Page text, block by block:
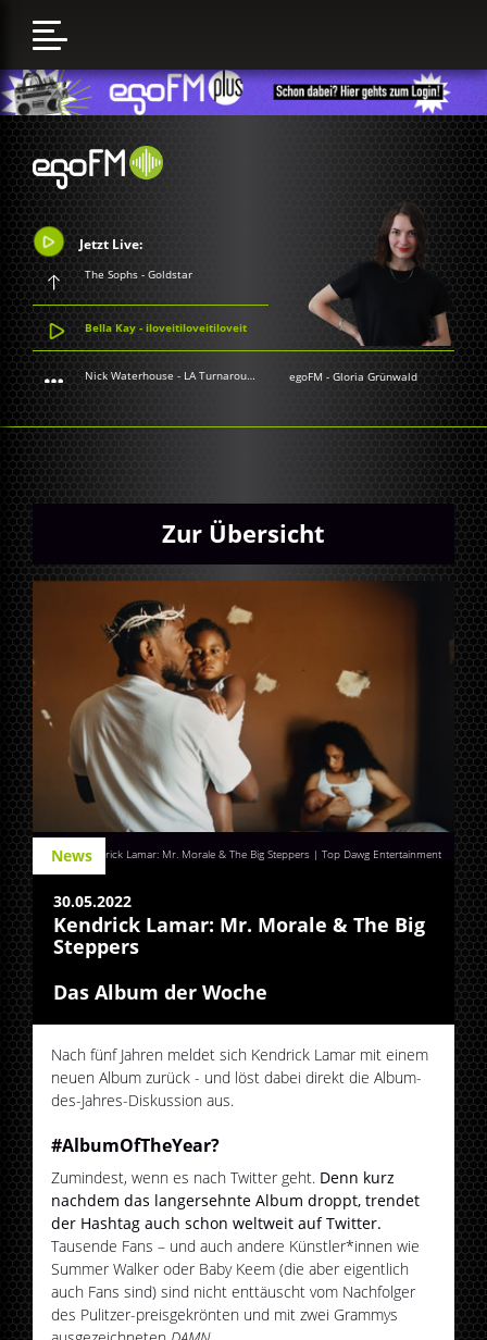
Jetzt Live:
The Sophs - Goldstar
Bella Kay - iloveitiloveitiloveit
Nick Waterhouse - LA Turnaround egoFM -Gloria Grünwald
Zur Übersicht
Kendrick Lamar: Mr. Morale & The Big Steppers | Top Dawg Entertainment
News
30.05.2022
Kendrick Lamar: Mr. Morale & The Big
Steppers
Das Album der Woche
Nach fünf Jahren meldet sich Kendrick Lamar mit einem
neuen Album zurück - und löst dabei direkt die Album-
des-Jahres-Diskussion aus.
#AlbumOfTheYear?
Zumindest, wenn es nach Twitter geht. Denn kurz
nachdem das langersehnte Album droppt, trendet
der Hashtag auch schon weltweit auf Twitter.
Tausende Fans – und auch andere Künstler*innen wie
Summer Walker oder Baby Keem (die aber eigentlich
auch Fans sind) sind nicht enttäuscht vom Nachfolger
des Pulitzer-preisgekrönten und mit zwei Grammys